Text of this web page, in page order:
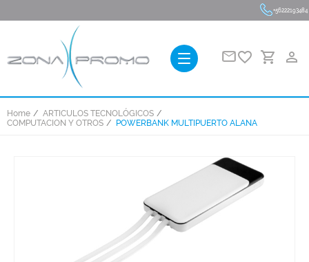
+56222193484
favorite_border person_outline
Home
ARTICULOS TECNOLÓGICOS
COMPUTACION Y OTROS
POWERBANK MULTIPUERTO ALANA